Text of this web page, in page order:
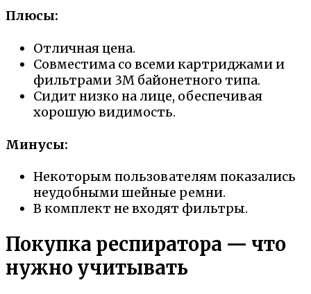
Плюсы:
Отличная цена.
Совместима со всеми картриджами и
фильтрами 3M байонетного типа.
Сидит низко на лице, обеспечивая
хорошую видимость.
Минусы:
Некоторым пользователям показались
неудобными шейные ремни.
В комплект не входят фильтры.
Покупка респиратора — что
нужно учитывать